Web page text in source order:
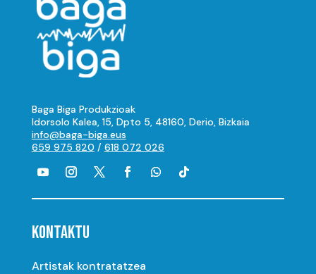
Baga Biga Produkzioak
Idorsolo Kalea, 15, Dpto 5, 48160, Derio, Bizkaia
info@baga-biga.eus
659 975 820 / 618 072 026
KONTAKTU
Artistak kontratatzea